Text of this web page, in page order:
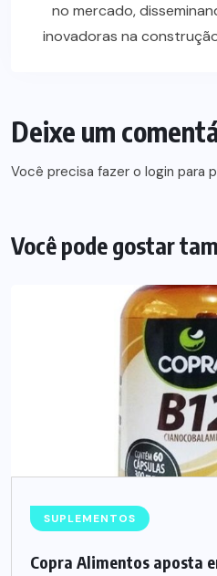
no mercado,
inovadoras na
Deixe um
Você precisa fazer o login para
Você pode gostar
SUPLEMENTOS
Copra Alimentos aposta